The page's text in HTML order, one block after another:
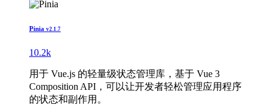
Pinia v2.1.7
10.2k
用于 Vue.js 的轻量级状态管理库，基于 Vue 3
Composition API，可以让开发者轻松管理应用程序
的状态和副作用。